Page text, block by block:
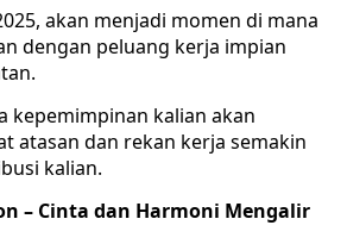
akan menjadi momen di mana
dengan peluang kerja impian
kepemimpinan kalian akan
atasan dan rekan kerja semakin
kalian.
– Cinta dan Harmoni Mengalir